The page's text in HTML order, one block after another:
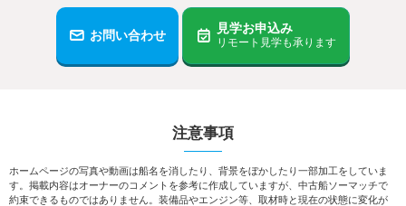
お問い合わせ 見学お申込み
リモート見学も承ります
注意事項
ホームページの写真や動画は船名を消したり、背景をぼかしたり一部加工をしていま
す。掲載内容はオーナーのコメントを参考に作成していますが、中古船ソーマッチで
約束できるものではありません。装備品やエンジン等、取材時と現在の状態に変化が